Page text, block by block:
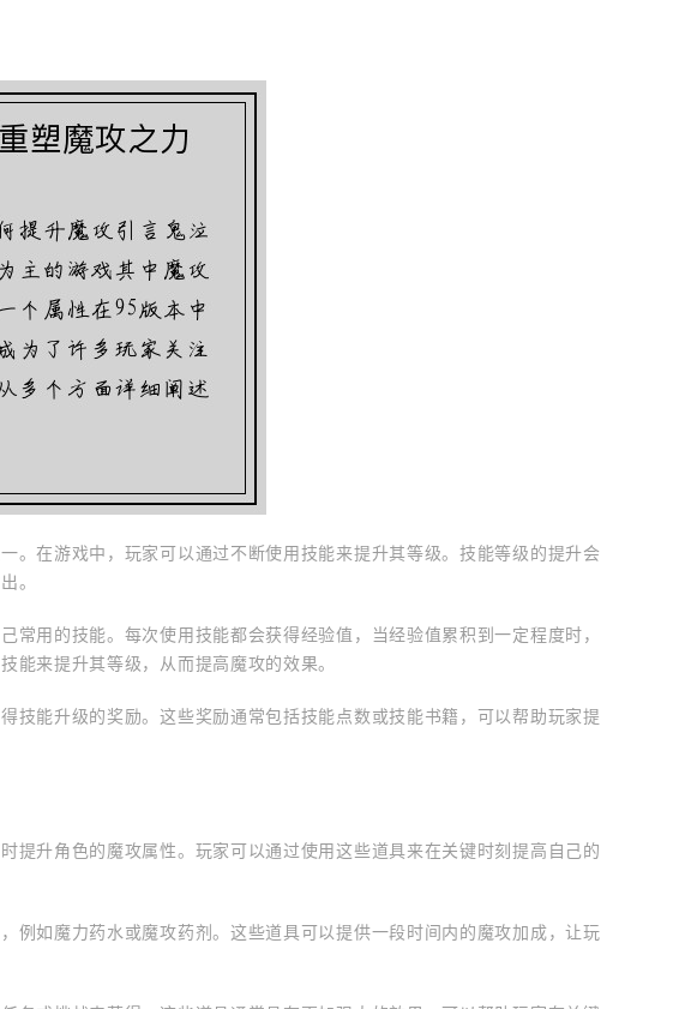
。在游戏中，玩家可以通过不断使用技能来提升其等级。技能等级的提升会
。
常用的技能。每次使用技能都会获得经验值，当经验值累积到一定程度时，
能来提升其等级，从而提高魔攻的效果。
技能升级的奖励。这些奖励通常包括技能点数或技能书籍，可以帮助玩家提
提升角色的魔攻属性。玩家可以通过使用这些道具来在关键时刻提高自己的
例如魔力药水或魔攻药剂。这些道具可以提供一段时间内的魔攻加成，让玩